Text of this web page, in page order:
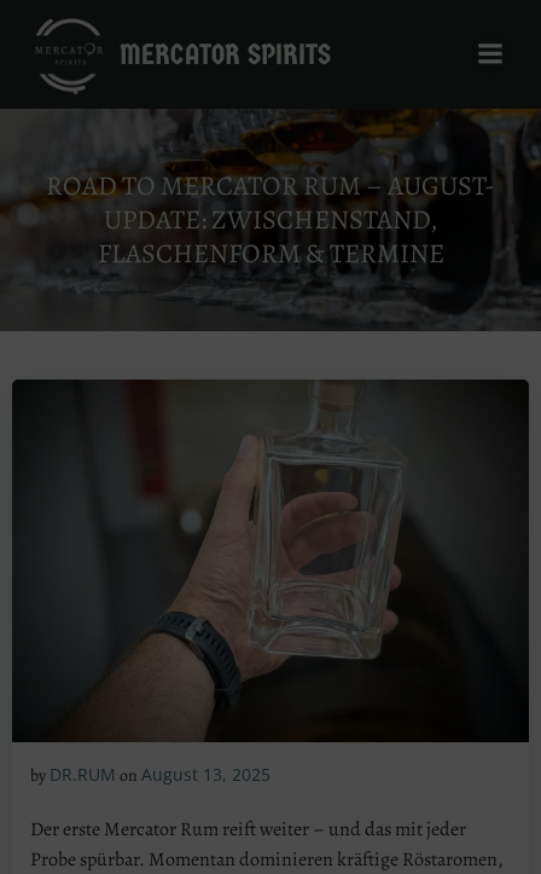
Inhalt
springen
MERCATOR SPIRITS
ROAD TO MERCATOR RUM – AUGUST-
UPDATE: ZWISCHENSTAND,
FLASCHENFORM & TERMINE
by DR.RUM on August 13, 2025
Der erste Mercator Rum reift weiter – und das mit jeder
Probe spürbar. Momentan dominieren kräftige Röstaromen,